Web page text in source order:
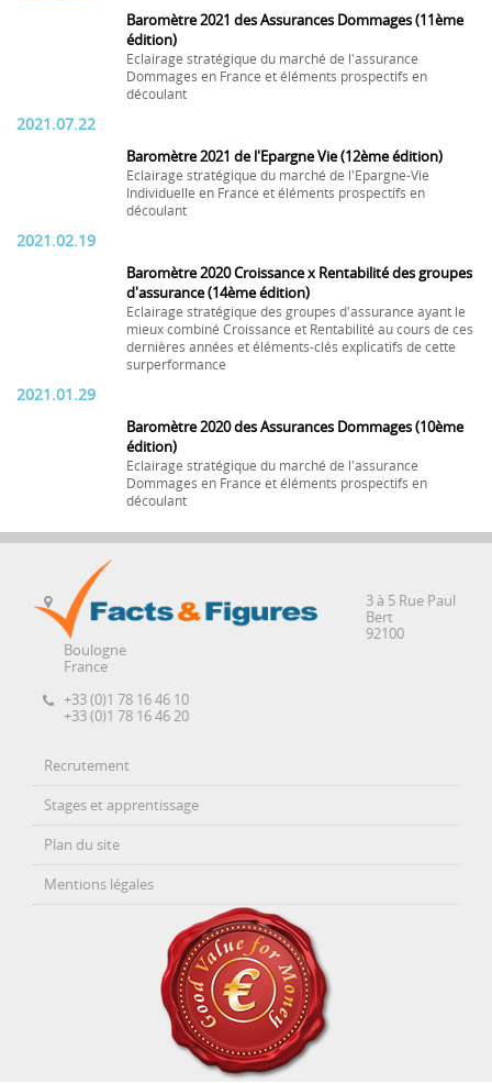
Baromètre 2021 des Assurances Dommages (11ème
édition)
Eclairage stratégique du marché de l'assurance
Dommages en France et éléments prospectifs en
découlant
2021.07.22
Baromètre 2021 de l'Epargne Vie (12ème édition)
Eclairage stratégique du marché de l'Epargne-Vie
Individuelle en France et éléments prospectifs en
découlant
2021.02.19
Baromètre 2020 Croissance x Rentabilité des groupes
d'assurance (14ème édition)
Eclairage stratégique des groupes d'assurance ayant le
mieux combiné Croissance et Rentabilité au cours de ces
dernières années et éléments-clés explicatifs de cette
surperformance
2021.01.29
Baromètre 2020 des Assurances Dommages (10ème
édition)
Eclairage stratégique du marché de l'assurance
Dommages en France et éléments prospectifs en
découlant
3 à 5 Rue Paul
Bert
92100
Boulogne
France
+33 (0)1 78 16 46 10
+33 (0)1 78 16 46 20
Recrutement
Stages et apprentissage
Plan du site
Mentions légales